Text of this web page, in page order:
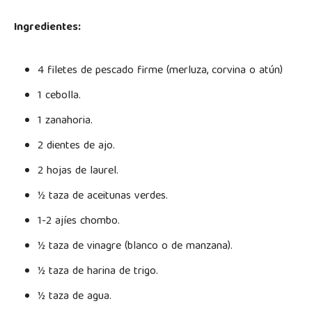
Ingredientes:
4 filetes de pescado firme (merluza, corvina o atún)
1 cebolla.
1 zanahoria.
2 dientes de ajo.
2 hojas de laurel.
½ taza de aceitunas verdes.
1-2 ajíes chombo.
½ taza de vinagre (blanco o de manzana).
½ taza de harina de trigo.
½ taza de agua.